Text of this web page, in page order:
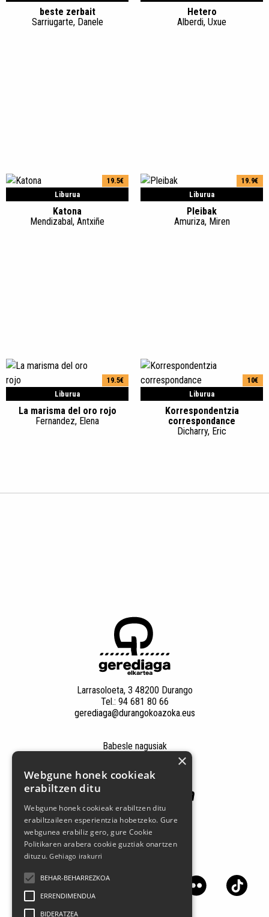
beste zerbait
Sarriugarte, Danele
Hetero
Alberdi, Uxue
Liburua
19.5€
Katona
Mendizabal, Antxiñe
Liburua
19.9€
Pleibak
Amuriza, Miren
Liburua
19.5€
La marisma del oro rojo
Fernandez, Elena
Liburua
10€
Korrespondentzia
correspondance
Dicharry, Eric
Larrasoloeta, 3 48200 Durango
Tel.: 94 681 80 66
gerediaga@durangokoazoka.eus
Babesle nagusiak
Jarrai gaitzazu sare sozialetan
×
Webgune honek cookieak
erabiltzen ditu
Webgune honek cookieak erabiltzen ditu
erabiltzaileen esperientzia hobetzeko. Gure
webgunea erabiliz gero, gure Cookie
Politikaren arabera cookie guztiak onartzen
dituzu.Gehiago irakurri
BEHAR-BEHARREZKOA
ERRENDIMENDUA
BIDERATZEA